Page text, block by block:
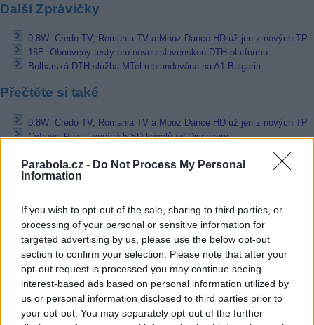
Parabola.cz - Do Not Process My Personal
Information
If you wish to opt-out of the sale, sharing to third parties, or
processing of your personal or sensitive information for
targeted advertising by us, please use the below opt-out
section to confirm your selection. Please note that after your
opt-out request is processed you may continue seeing
interest-based ads based on personal information utilized by
us or personal information disclosed to third parties prior to
your opt-out. You may separately opt-out of the further
Další Zprávičky
0,8W: Credo TV, Romania TV a Mooz Dance HD už jen z nových TP
16E: Obnoveny testy pro novou slovenskou DTH platformu
Bulharská DTH služba MTel rebrandována na A1 Bulgaria
Přečtěte si také
0,8W: Credo TV, Romania TV a Mooz Dance HD už jen z nových TP
Cyfrowy Polsat vypíná 5 SD kanálů od Discovery
Reklama
Pracovní nabídky
07.08.2026 -
Bosch Powertrain s.r.o. Jihlava • linkový střídač • mzda
48.400 Kč • příspěvek na ubytování (Jihlava, okres Jihlava)
07.08.2026 -Bosch Powertrain s.r.o. Jihlava • obsluha CNC strojů •
48.400 Kč • náborový bonus 50.000 Kč • příspěvek na ubytování
okres Jihlava)
Specialista pro elektronická zařízení údržby (m/ž) (tř.
Klementa 869, Mladá Boleslav II)
06.08.2026 - Bosch Powertrain s.r.o. Jihlava • CNC operátor• mzda